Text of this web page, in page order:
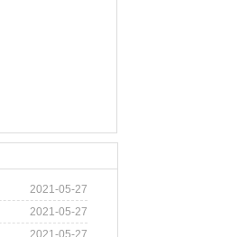
2021-05-27
2021-05-27
2021-05-27